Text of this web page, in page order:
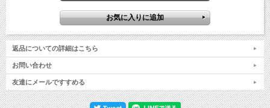
返品についての詳細はこちら
お問い合わせ
友達にメールですすめる